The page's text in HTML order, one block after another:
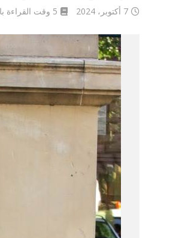
7 أكتوبر، 2024 5 وقت القراءة بالدقيقة